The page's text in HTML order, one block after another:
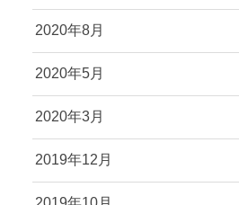
2020年8月
2020年5月
2020年3月
2019年12月